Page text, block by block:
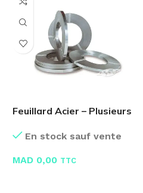
Feuillard Acier – Plusieurs
En stock sauf vente
MAD 0,00 TTC